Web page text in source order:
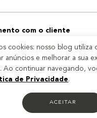
com o cliente
Selo
cookies: nosso blog utiliza
anúncios e melhorar a sua
Ao continuar navegando,
de Privacidade.
ACEITAR